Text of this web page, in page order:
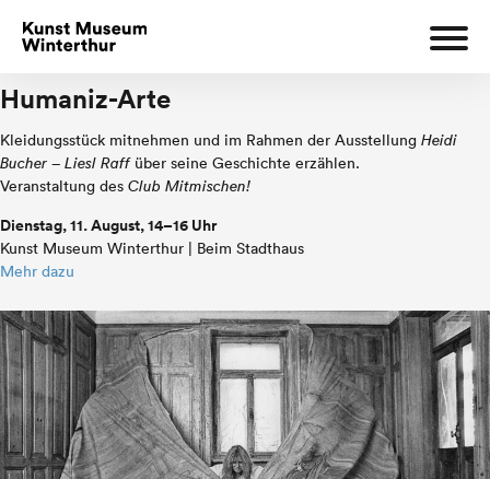
Humaniz-Arte
Kleidungsstück mitnehmen und im Rahmen der Ausstellung Heidi
Bucher – Liesl Raffüber seine Geschichte erzählen.
Veranstaltung des Club Mitmischen!
Dienstag, 11. August, 14–16 Uhr
Kunst Museum Winterthur | Beim Stadthaus
Mehr dazu